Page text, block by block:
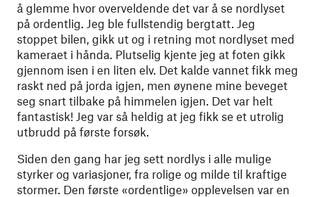
å glemme hvor overveldende det var å se nordlyset
på ordentlig. Jeg ble fullstendig bergtatt. Jeg
stoppet bilen, gikk ut og i retning mot nordlyset med
kameraet i hånda. Plutselig kjente jeg at foten gikk
gjennom isen i en liten elv. Det kalde vannet fikk meg
raskt ned på jorda igjen, men øynene mine beveget
seg snart tilbake på himmelen igjen. Det var helt
fantastisk! Jeg var så heldig at jeg fikk se et utrolig
utbrudd på første forsøk.
Siden den gang har jeg sett nordlys i alle mulige
styrker og variasjoner, fra rolige og milde til kraftige
stormer. Den første «ordentlige» opplevelsen var en